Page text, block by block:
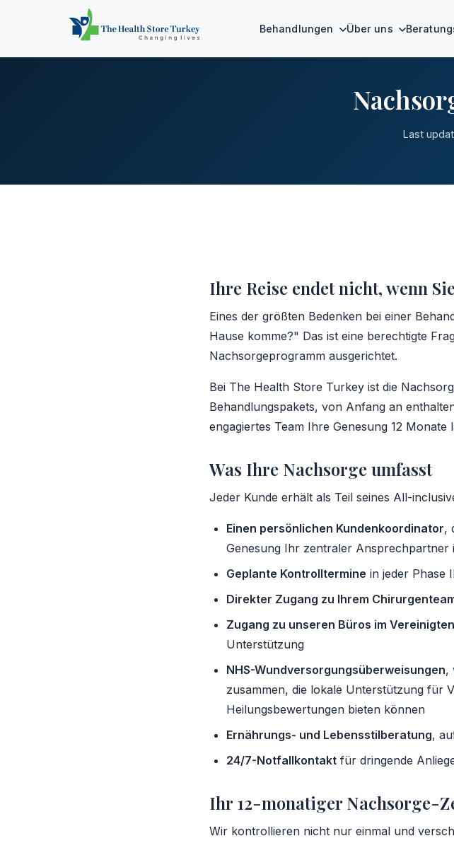
Behandlungen Über uns
Last
Ihre Reise endet nicht, wenn
Eines der größten Bedenken bei einer
Hause komme?" Das ist eine berechtigte
Nachsorgeprogramm ausgerichtet.
Bei The Health Store Turkey ist die
Behandlungspakets, von Anfang an
engagiertes Team Ihre Genesung 12 Monate
Was Ihre Nachsorge umfasst
Jeder Kunde erhält als Teil seines All-
Einen persönlichen Kundenkoordinator,
Genesung Ihr zentraler Ansprechpartner
Geplante Kontrolltermine in jeder Phase
Direkter Zugang zu Ihrem
Zugang zu unseren Büros im
Unterstützung
NHS-Wundversorgungsüberweisungen,
zusammen, die lokale Unterstützung für
Heilungsbewertungen bieten können
Ernährungs- und Lebensstilberatung,
24/7-Notfallkontakt für dringende
Ihr 12-monatiger Nachsorge-
Wir kontrollieren nicht nur einmal und